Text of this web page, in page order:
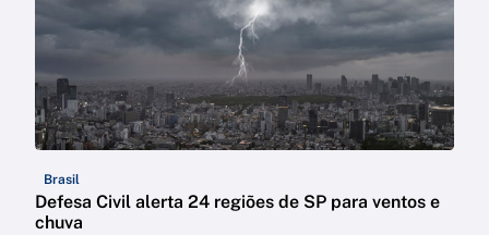
Brasil
Defesa Civil alerta 24 regiões de SP para ventos e
chuva